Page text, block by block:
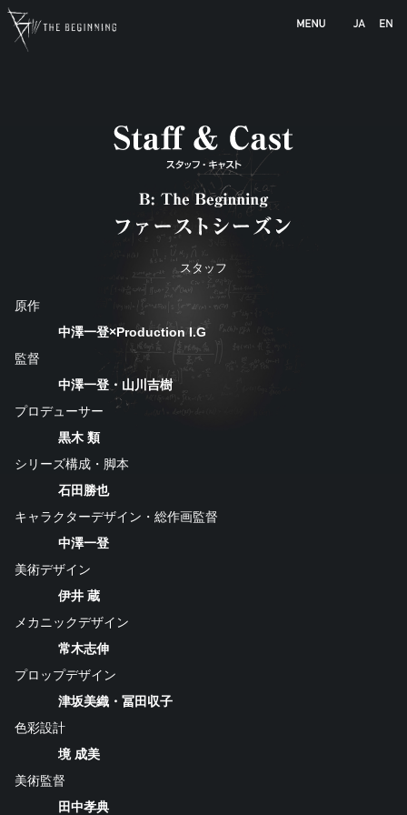
スタッフ
原作
中澤一登×Production I.G
監督
中澤一登・山川吉樹
プロデューサー
黒木 類
シリーズ構成・脚本
石田勝也
キャラクターデザイン・総作画監督
中澤一登
美術デザイン
伊井 蔵
メカニックデザイン
常木志伸
プロップデザイン
津坂美織・冨田収子
色彩設計
境 成美
美術監督
田中孝典